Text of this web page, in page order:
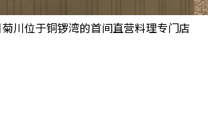
川位于铜锣湾的首间直营料理专门店